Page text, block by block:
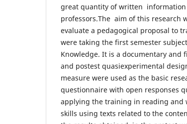
great quantity of written
professors.The aim of this research
evaluate a pedagogical proposal to
were taking the first semester
Knowledge. It is a documentary and
and postest quasiexperimental
measure were used as the basic
questionnaire with open responses
applying the training in reading and
skills using texts related to the